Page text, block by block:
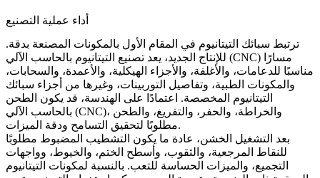
أداء عملية التصنيع
ترتبط سبائك التيتانيوم في المقام الأول بالمكونات المصنعة بدقة.
للإنتاج الجديد، يعد تصنيع التيتانيوم بالحاسب الآلي (CNC)
مناسبًا للدعامات، والأغلفة، والأجزاء الهيكلية، والأعمدة، والسحابات،
والمكونات الطبية، وتفاصيل التوربينات، وغيرها من أجزاء سبائك
التيتانيوم المخصصة. اعتمادًا على الهندسة، قد يكون الطحن
بالحاسب الآلي (CNC)، والخراطة، والحفر، والتفريغ، والطحن
مطلوبًا لتحقيق التسامح ودقة الميزات.
بعد التشغيل الخشن، عادة ما يكون التشطيب المضبوط مطلوبًا
للنقاط المرجعية، والثقوب، وأسطح الختم، والخيوط، وواجهات
التجميع، والميزات الحساسة للتعب. بالنسبة لمكونات التيتانيوم